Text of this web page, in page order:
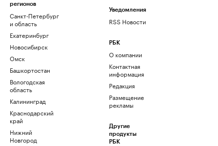
регионов
Санкт-Петербург
и область
Екатеринбург
Новосибирск
Омск
Башкортостан
Вологодская
область
Калининград
Краснодарский
край
Нижний
Новгород
Уведомления
RSS Новости
РБК
О компании
Контактная
информация
Редакция
Размещение
рекламы
Другие
продукты
РБК